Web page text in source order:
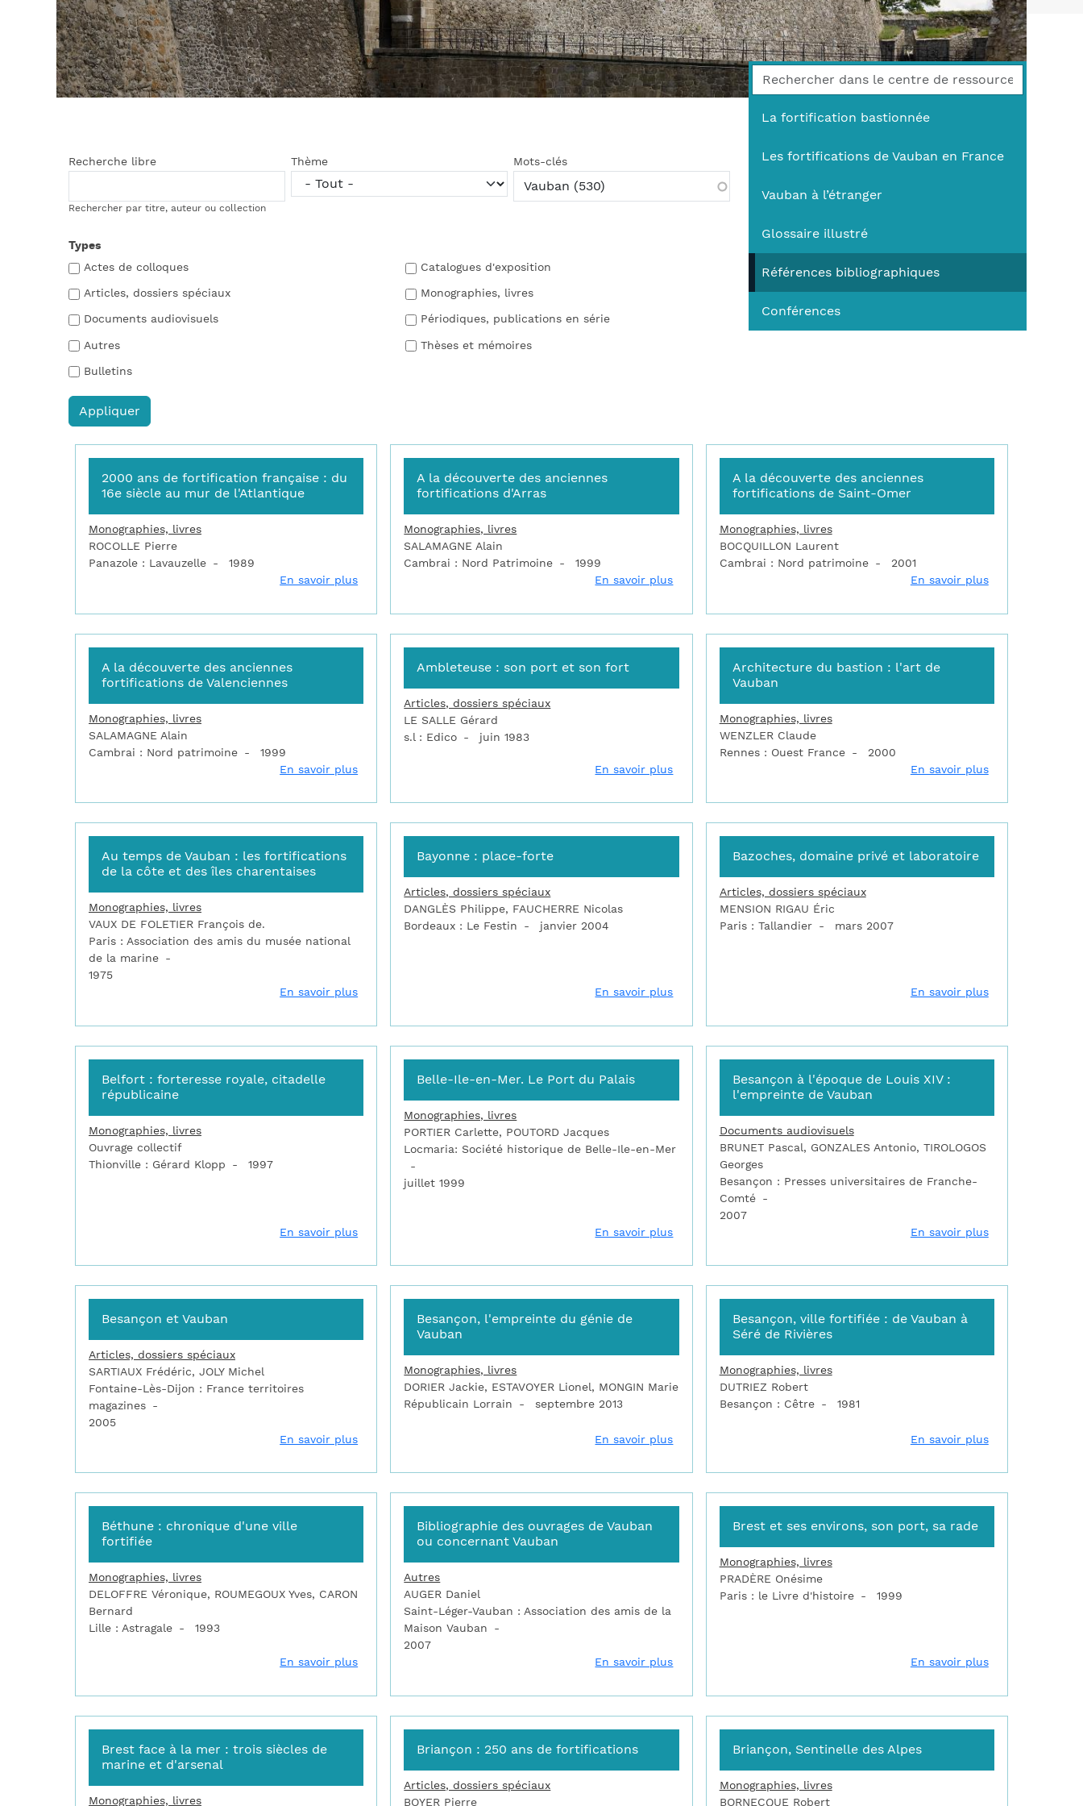
La fortification bastionnée
Les fortifications de Vauban en France
Vauban à l’étranger
Glossaire illustré
Références bibliographiques
Conférences
Recherche libre
Rechercher par titre, auteur ou collection
Thème Mots-clés
Types
Actes de colloques
Articles, dossiers spéciaux
Documents audiovisuels
Autres
Bulletins
Catalogues d'exposition
Monographies, livres
Périodiques, publications en série
Thèses et mémoires
2000 ans de fortification française : du
16e siècle au mur de l'Atlantique
Monographies, livres
ROCOLLE Pierre
Panazole : Lavauzelle
1989
En savoir plussur 2000 ans de fortification française : du 16e siècle au mur de l'Atlantique
A la découverte des anciennes
fortifications d'Arras
Monographies, livres
SALAMAGNE Alain
Cambrai : Nord Patrimoine
1999
En savoir plussur A la découverte des anciennes fortifications d'Arras
A la découverte des anciennes
fortifications de Saint-Omer
Monographies, livres
BOCQUILLON Laurent
Cambrai : Nord patrimoine
2001
En savoir plussur A la
A la découverte des anciennes
fortifications de Valenciennes
Monographies, livres
SALAMAGNE Alain
Cambrai : Nord patrimoine
1999
En savoir plussur A la découverte des anciennes fortifications de Valenciennes
Ambleteuse : son port et son fort
Articles, dossiers spéciaux
LE SALLE Gérard
s.l : Edico
juin 1983
En savoir plussur Ambleteuse : son port et son fort
Architecture du bastion : l'art de
Vauban
Monographies, livres
WENZLER Claude
Rennes : Ouest France
2000
En savoir plussur Architecture
Au temps de Vauban : les fortifications
de la côte et des îles charentaises
Monographies, livres
VAUX DE FOLETIER François de.
Paris : Association des amis du musée national
de la marine
1975
En savoir plussur Au temps de Vauban : les fortifications de la côte et des îles charentaises
Bayonne : place-forte
Articles, dossiers spéciaux
DANGLÈS Philippe, FAUCHERRE Nicolas
Bordeaux : Le Festin
janvier 2004
En savoir plussur Bayonne : place-forte
Bazoches, domaine privé et laboratoire
Articles, dossiers spéciaux
MENSION RIGAU Éric
Paris : Tallandier
mars 2007
En savoir plussur Bazoches,
Belfort : forteresse royale, citadelle
républicaine
Monographies, livres
Ouvrage collectif
Thionville : Gérard Klopp
1997
En savoir plussur Belfort : forteresse royale, citadelle républicaine
Belle-Ile-en-Mer. Le Port du Palais
Monographies, livres
PORTIER Carlette, POUTORD Jacques
Locmaria: Société historique de Belle-Ile-en-Mer
juillet 1999
En savoir plussur Belle-Ile-en-Mer. Le Port du Palais
Besançon à l'époque de Louis XIV :
l'empreinte de Vauban
Documents audiovisuels
BRUNET Pascal, GONZALES Antonio, TIROLOGOS
Georges
Besançon : Presses universitaires de Franche-
Comté
2007
En savoir plussur Besançon à
Besançon et Vauban
Articles, dossiers spéciaux
SARTIAUX Frédéric, JOLY Michel
Fontaine-Lès-Dijon : France territoires
magazines
2005
En savoir plussur Besançon et Vauban
Besançon, l'empreinte du génie de
Vauban
Monographies, livres
DORIER Jackie, ESTAVOYER Lionel, MONGIN Marie
Républicain Lorrain
septembre 2013
En savoir plussur Besançon, l'empreinte du génie de Vauban
Besançon, ville fortifiée : de Vauban à
Séré de Rivières
Monographies, livres
DUTRIEZ Robert
Besançon : Cêtre
1981
En savoir plussur Besançon,
Béthune : chronique d'une ville
fortifiée
Monographies, livres
DELOFFRE Véronique, ROUMEGOUX Yves, CARON
Bernard
Lille : Astragale
1993
En savoir plussur Béthune : chronique d'une ville fortifiée
Bibliographie des ouvrages de Vauban
ou concernant Vauban
Autres
AUGER Daniel
Saint-Léger-Vauban : Association des amis de la
Maison Vauban
2007
En savoir plussur Bibliographie des ouvrages de Vauban ou concernant Vauban
Brest et ses environs, son port, sa rade
Monographies, livres
PRADÈRE Onésime
Paris : le Livre d'histoire
1999
En savoir plussur Brest et ses
Brest face à la mer : trois siècles de
marine et d'arsenal
Monographies, livres
Briançon : 250 ans de fortifications
Articles, dossiers spéciaux
BOYER Pierre
Briançon, Sentinelle des Alpes
Monographies, livres
BORNECQUE Robert